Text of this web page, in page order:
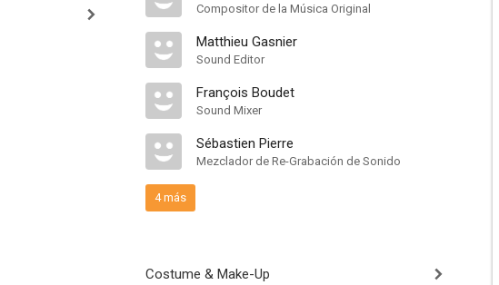
Compositor de la Música Original
Matthieu Gasnier
Sound Editor
François Boudet
Sound Mixer
Sébastien Pierre
Mezclador de Re-Grabación de Sonido
4 más
Costume & Make-Up